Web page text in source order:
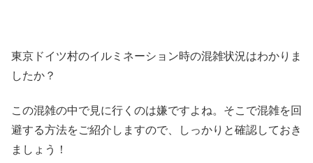
東京ドイツ村のイルミネーション時の混雑状況はわかりま
したか？
この混雑の中で見に行くのは嫌ですよね。そこで混雑を回
避する方法をご紹介しますので、しっかりと確認しておき
ましょう！